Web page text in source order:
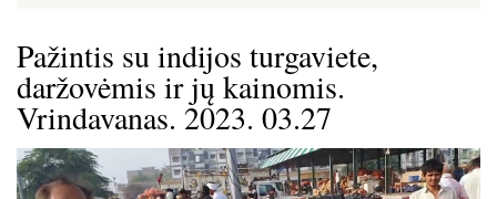
Pažintis su indijos turgaviete,
daržovėmis ir jų kainomis.
Vrindavanas. 2023. 03.27